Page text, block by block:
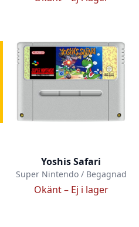
Yoshis Safari
Super Nintendo / Begagnad
Okänt – Ej i lager